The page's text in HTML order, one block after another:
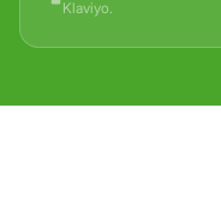
Klaviyo.